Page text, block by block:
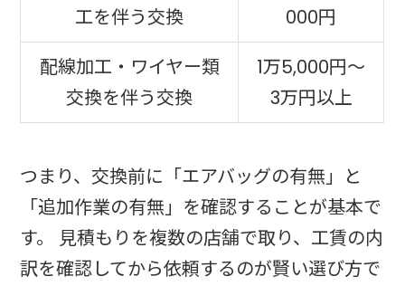
工を伴う交換
000円
配線加工・ワイヤー類
交換を伴う交換
1万5,000円〜
3万円以上
つまり、交換前に「エアバッグの有無」と
「追加作業の有無」を確認することが基本で
す。 見積もりを複数の店舗で取り、工賃の内
訳を確認してから依頼するのが賢い選び方で